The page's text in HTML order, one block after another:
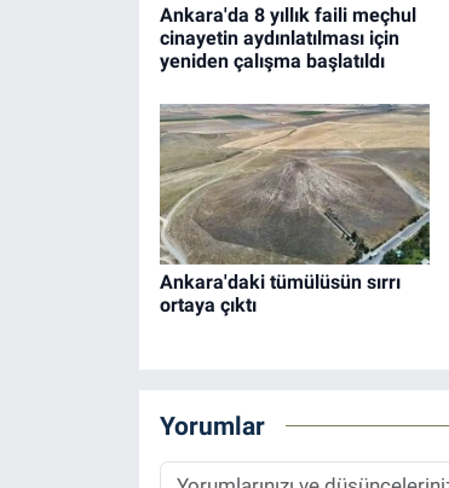
Ankara'da 8 yıllık faili meçhul
cinayetin aydınlatılması için
yeniden çalışma başlatıldı
Ankara'daki tümülüsün sırrı
ortaya çıktı
Yorumlar